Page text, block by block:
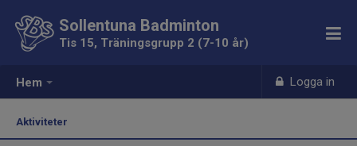
Hem Logga in
Sollentuna Badminton
Tis 15, Träningsgrupp 2 (7-10 år)
Aktiviteter